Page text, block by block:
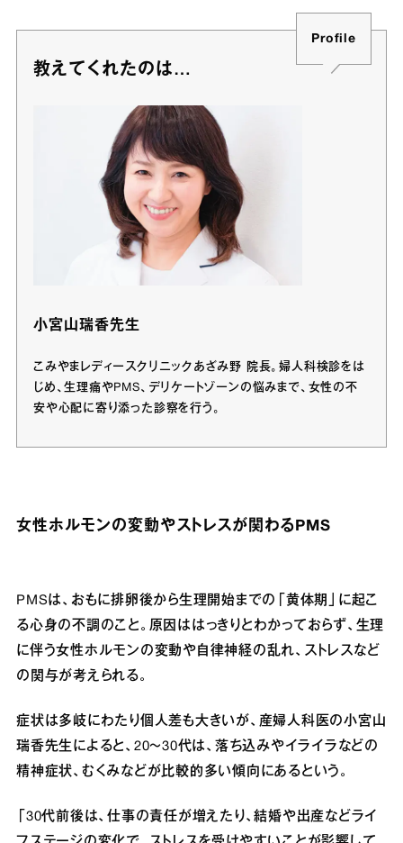
教えてくれたのは…
Profile
小宮山瑞香先生
こみやまレディースクリニックあざみ野 院長。婦人科検診をは
じめ、生理痛やPMS、デリケートゾーンの悩みまで、女性の不
安や心配に寄り添った診察を行う。
女性ホルモンの変動やストレスが関わるPMS
PMSは、おもに排卵後から生理開始までの「黄体期」に起こ
る心身の不調のこと。原因ははっきりとわかっておらず、生理
に伴う女性ホルモンの変動や自律神経の乱れ、ストレスなど
の関与が考えられる。
症状は多岐にわたり個人差も大きいが、産婦人科医の小宮山
瑞香先生によると、20～30代は、落ち込みやイライラなどの
精神症状、むくみなどが比較的多い傾向にあるという。
「30代前後は、仕事の責任が増えたり、結婚や出産などライ